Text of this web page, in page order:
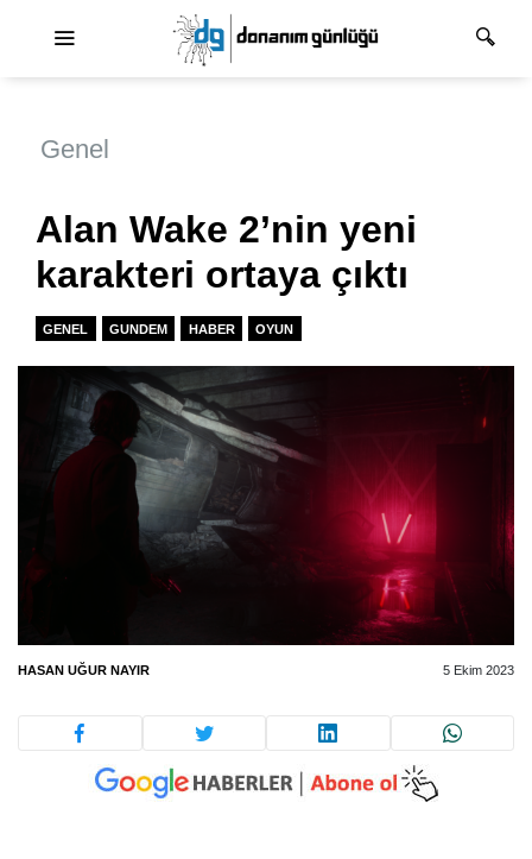
Genel
Alan Wake 2’nin yeni
karakteri ortaya çıktı
GENEL GUNDEM HABER OYUN
HASAN UĞUR NAYIR 5 Ekim 2023